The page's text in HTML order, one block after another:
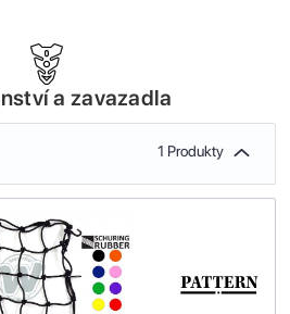
a zavazadla
1 Produkty